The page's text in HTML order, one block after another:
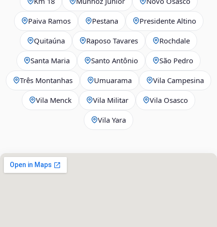
Paiva Ramos Pestana Presidente Altino
Quitaúna Raposo Tavares Rochdale
Santa Maria Santo Antônio São Pedro
Três Montanhas Umuarama Vila Campesina
Vila Menck Vila Militar Vila Osasco
Vila Yara